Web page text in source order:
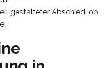
gestalteter Abschied, ob